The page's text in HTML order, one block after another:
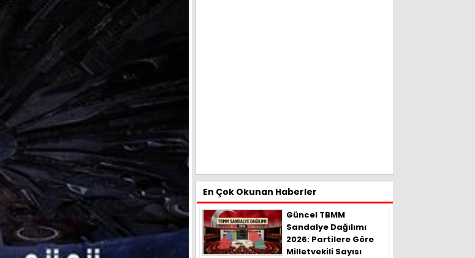
En Çok Okunan Haberler
Güncel TBMM
Sandalye Dağılımı
2026: Partilere Göre
Milletvekili Sayısı